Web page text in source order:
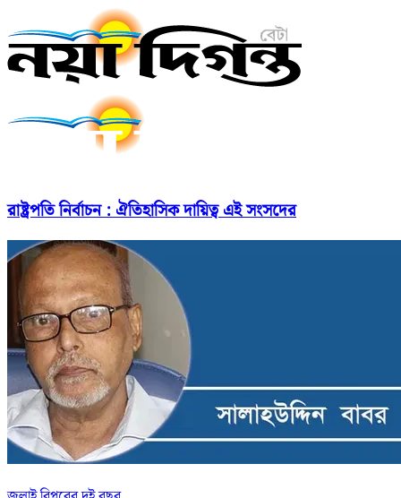
রাষ্ট্রপতি নির্বাচন : ঐতিহাসিক দায়িত্ব এই সংসদের